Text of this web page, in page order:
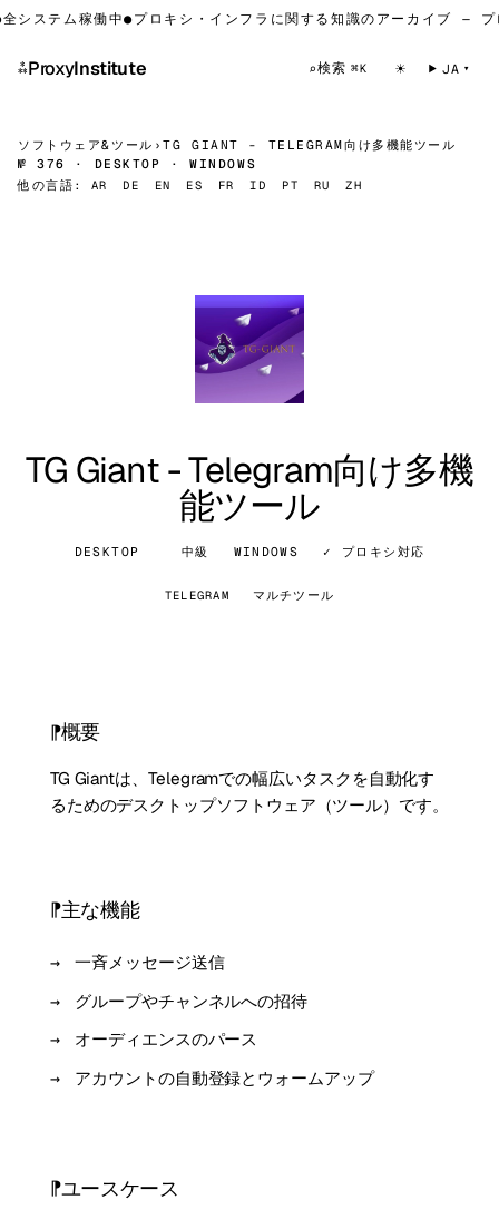
システム稼働中●プロキシ・インフラに関する知識のアーカイブ — プ
⁂ProxyInstitute ⌕検索 ⌘K ☀ JA
ソフトウェア&ツール ›TG GIANT - TELEGRAM向け多機能ツール
№ 376 · DESKTOP · WINDOWS
他の言語:
AR DE EN ES FR ID PT RU ZH
TG Giant - Telegram向け多機
能ツール
DESKTOP 中級 WINDOWS ✓ プロキシ対応
TELEGRAM マルチツール
概要
TG Giantは、Telegramでの幅広いタスクを自動化す
るためのデスクトップソフトウェア（ツール）です。
主な機能
一斉メッセージ送信
グループやチャンネルへの招待
オーディエンスのパース
アカウントの自動登録とウォームアップ
ユースケース